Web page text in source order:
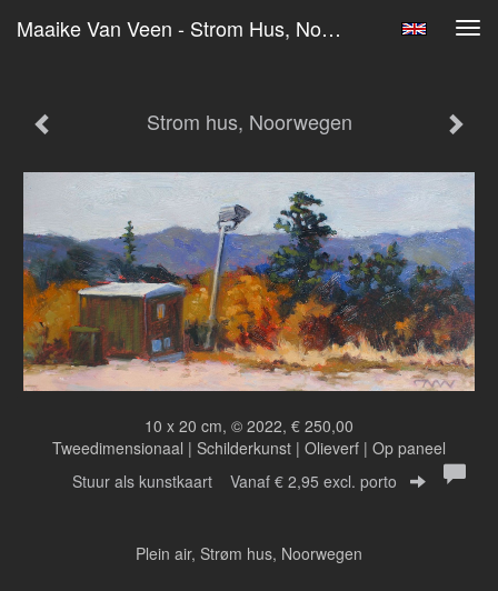
Maaike Van Veen - Strom Hus, Noorwegen
Strom hus, Noorwegen
10 x 20 cm, © 2022, € 250,00
Tweedimensionaal | Schilderkunst | Olieverf | Op paneel
Stuur als kunstkaart Vanaf € 2,95 excl. porto
Plein air, Strøm hus, Noorwegen